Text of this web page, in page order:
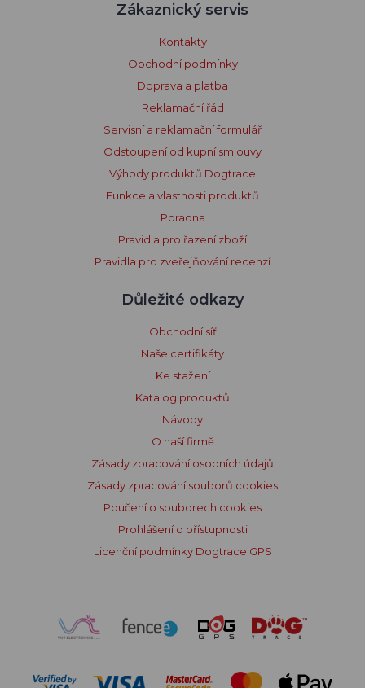
Zákaznický servis
Kontakty
Obchodní podmínky
Doprava a platba
Reklamační řád
Servisní a reklamační formulář
Odstoupení od kupní smlouvy
Výhody produktů Dogtrace
Funkce a vlastnosti produktů
Poradna
Pravidla pro řazení zboží
Pravidla pro zveřejňování recenzí
Důležité odkazy
Obchodní síť
Naše certifikáty
Ke stažení
Katalog produktů
Návody
O naší firmě
Zásady zpracování osobních údajů
Zásady zpracování souborů cookies
Poučení o souborech cookies
Prohlášení o přístupnosti
Licenční podmínky Dogtrace GPS